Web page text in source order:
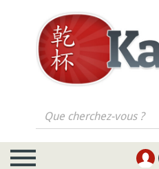
Que cherchez-vous ?